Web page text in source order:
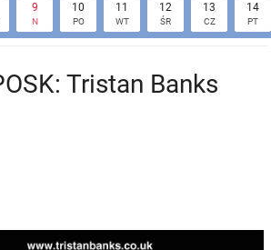
9
N
10
PO
11
WT
12
ŚR
13
CZ
14
PT
Tristan Banks